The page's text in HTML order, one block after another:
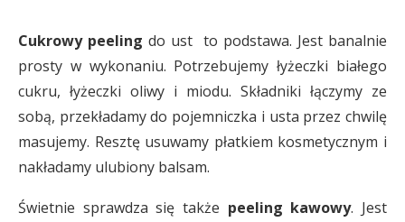
Cukrowy peeling do ust to podstawa. Jest banalnie
prosty w wykonaniu. Potrzebujemy łyżeczki białego
cukru, łyżeczki oliwy i miodu. Składniki łączymy ze
sobą, przekładamy do pojemniczka i usta przez chwilę
masujemy. Resztę usuwamy płatkiem kosmetycznym i
nakładamy ulubiony balsam.
Świetnie sprawdza się także peeling kawowy. Jest